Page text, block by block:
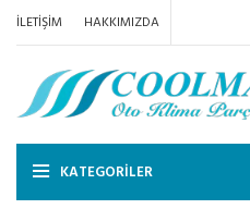
İLETIŞIM HAKKIMIZDA
KATEGORILER